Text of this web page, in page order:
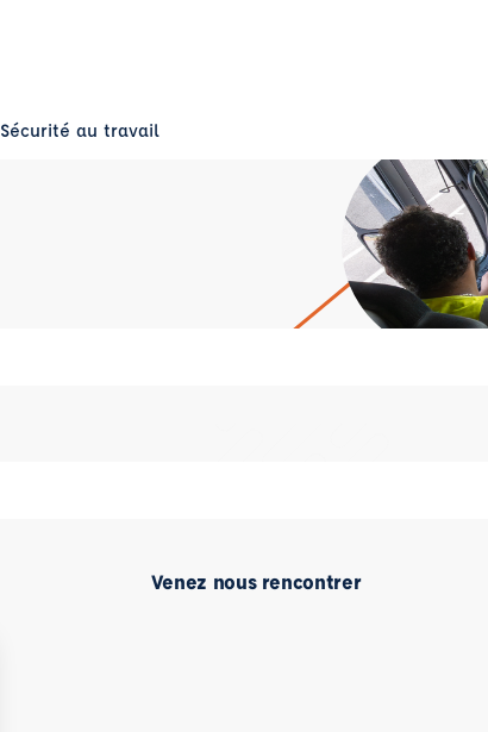
Sécurité au travail
Venez nous rencontrer